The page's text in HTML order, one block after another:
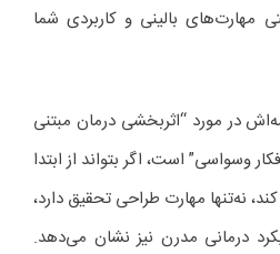
بالینی و کاربردی شما
در مورد “اثربخشی درمان مبتنی
وسواسی” است، اگر بتواند از ابتدا
نه‌تنها مهارت طراحی تحقیق دارد،
درمانی مدرن نیز نشان می‌دهد.